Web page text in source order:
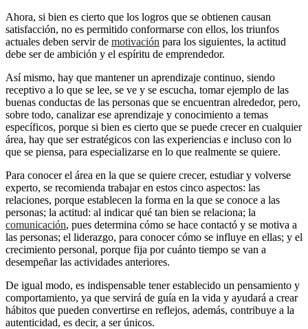
Ahora, si bien es cierto que los logros que se obtienen causan
satisfacción, no es permitido conformarse con ellos, los triunfos
actuales deben servir de motivación para los siguientes, la actitud
debe ser de ambición y el espíritu de emprendedor.
Así mismo, hay que mantener un aprendizaje continuo, siendo
receptivo a lo que se lee, se ve y se escucha, tomar ejemplo de las
buenas conductas de las personas que se encuentran alrededor, pero,
sobre todo, canalizar ese aprendizaje y conocimiento a temas
específicos, porque si bien es cierto que se puede crecer en cualquier
área, hay que ser estratégicos con las experiencias e incluso con lo
que se piensa, para especializarse en lo que realmente se quiere.
Para conocer el área en la que se quiere crecer, estudiar y volverse
experto, se recomienda trabajar en estos cinco aspectos: las
relaciones, porque establecen la forma en la que se conoce a las
personas; la actitud: al indicar qué tan bien se relaciona; la
comunicación, pues determina cómo se hace contactó y se motiva a
las personas; el liderazgo, para conocer cómo se influye en ellas; y el
crecimiento personal, porque fija por cuánto tiempo se van a
desempeñar las actividades anteriores.
De igual modo, es indispensable tener establecido un pensamiento y
comportamiento, ya que servirá de guía en la vida y ayudará a crear
hábitos que pueden convertirse en reflejos, además, contribuye a la
autenticidad, es decir, a ser únicos.